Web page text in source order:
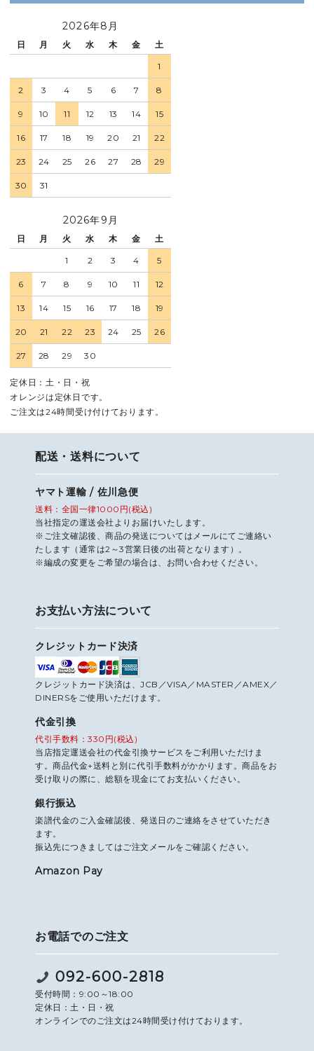
2026年8月
日 月 火 水 木 金 土
1
2 3 4 5 6 7 8
9 10 11 12 13 14 15
16 17 18 19 20 21 22
23 24 25 26 27 28 29
30 31
2026年9月
日 月 火 水 木 金 土
1 2 3 4 5
6 7 8 9 10 11 12
13 14 15 16 17 18 19
20 21 22 23 24 25 26
27 28 29 30
定休日：土・日・祝
オレンジは定休日です。
ご注文は24時間受け付けております。
配送・送料について
ヤマト運輸 / 佐川急便
送料：全国一律1000円(税込)
当社指定の運送会社よりお届けいたします。
※ご注文確認後、商品の発送についてはメールにてご連絡い
たします（通常は2～3営業日後の出荷となります）。
※編成の変更をご希望の場合は、お問い合わせください。
お支払い方法について
クレジットカード決済
クレジットカード決済は、JCB／VISA／MASTER／AMEX／
DINERSをご使用いただけます。
代金引換
代引手数料：330円(税込)
当店指定運送会社の代金引換サービスをご利用いただけま
す。商品代金+送料と別に代引手数料がかかります。商品をお
受け取りの際に、総額を現金にてお支払いください。
銀行振込
楽譜代金のご入金確認後、発送日のご連絡をさせていただき
ます。
振込先につきましてはご注文メールをご確認ください。
Amazon Pay
お電話でのご注文
092-600-2818
受付時間：9:00～18:00
定休日：土・日・祝
オンラインでのご注文は24時間受け付けております。